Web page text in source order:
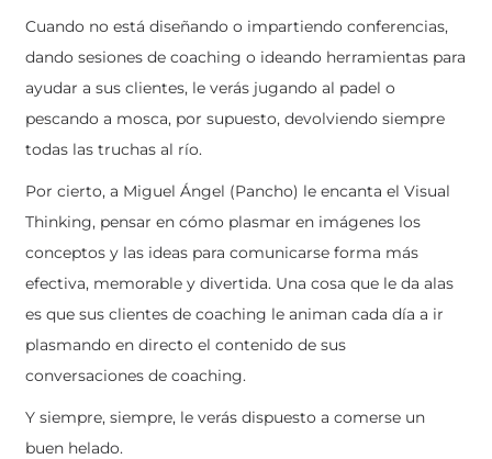
Cuando no está diseñando o impartiendo conferencias,
dando sesiones de coaching o ideando herramientas para
ayudar a sus clientes, le verás jugando al padel o
pescando a mosca, por supuesto, devolviendo siempre
todas las truchas al río.
Por cierto, a Miguel Ángel (Pancho) le encanta el Visual
Thinking, pensar en cómo plasmar en imágenes los
conceptos y las ideas para comunicarse forma más
efectiva, memorable y divertida. Una cosa que le da alas
es que sus clientes de coaching le animan cada día a ir
plasmando en directo el contenido de sus
conversaciones de coaching.
Y siempre, siempre, le verás dispuesto a comerse un
buen helado.